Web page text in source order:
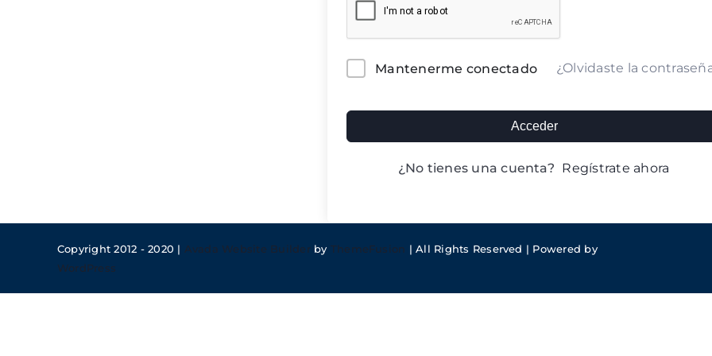
Alternative:
Mantenerme conectado ¿Olvidaste la
Acceder
¿No tienes una cuenta? Regístrate ahora
Copyright 2012 - 2020 | Avada Website Builderby ThemeFusion | All Rights Reserved | Powered by
WordPress